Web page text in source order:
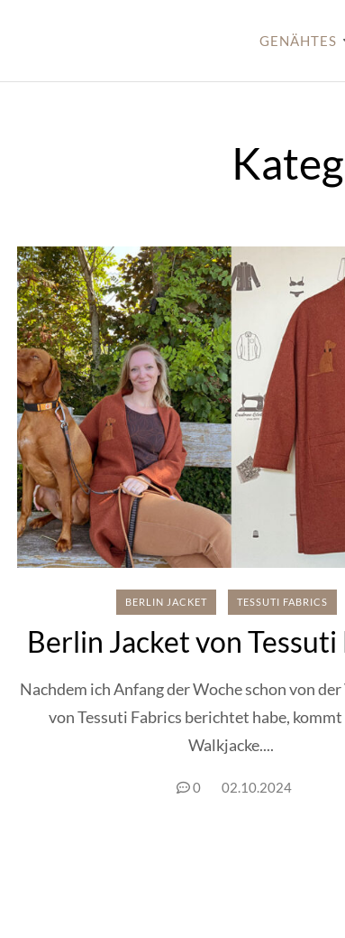
GENÄHTES
BERLIN JACKET TESSUTI FABRICS
Berlin Jacket von Tessuti
Nachdem ich Anfang der Woche schon von der
von Tessuti Fabrics berichtet habe, kommt
Walkjacke....
0 02.10.2024